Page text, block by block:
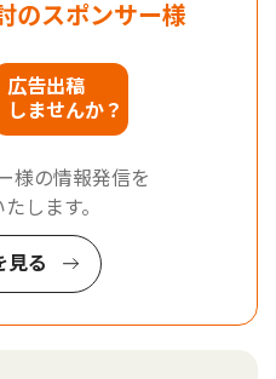
のスポンサー様
広告出稿
しませんか？
様の情報発信を
します。
見る